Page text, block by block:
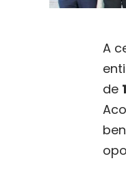
A
de